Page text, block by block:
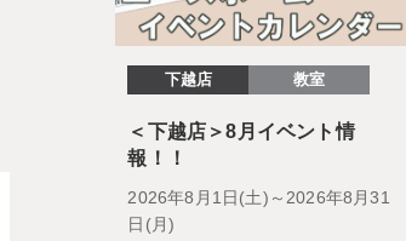
下越店 教室
＜下越店＞8月イベント情
報！！
2026年8月1日(土)～2026年8月31
日(月)